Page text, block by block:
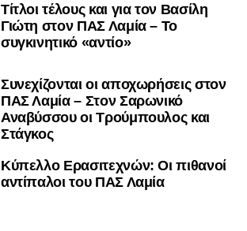
Τίτλοι τέλους και για τον Βασίλη
Γιώτη στον ΠΑΣ Λαμία – Το
συγκινητικό «αντίο»
Συνεχίζονται οι αποχωρήσεις στον
ΠΑΣ Λαμία – Στον Σαρωνικό
Αναβύσσου οι Τρούμπουλος και
Στάγκος
Κύπελλο Ερασιτεχνών: Οι πιθανοί
αντίπαλοι του ΠΑΣ Λαμία